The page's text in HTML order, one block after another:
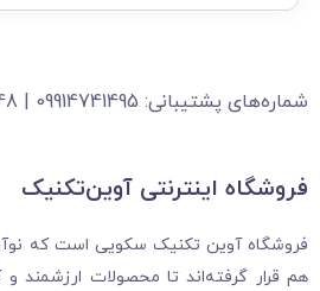
شماره‌های پشتیبانی: 09914741495 | 53519448-031
فروشگاه‌ اینترنتی آوین‌تکنیک
فروشگاه آوین تکنیک سکویی است که
هم قرار گرفته‌اند تا محصولات ارزشمند و